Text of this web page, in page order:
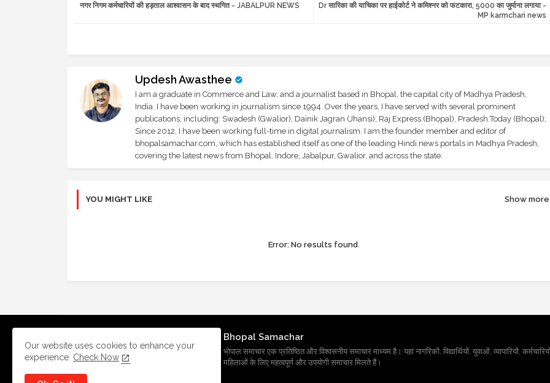
Dr सारिका की याचिका पर हाईकोर्ट ने कमिश्नर को फटकारा, 5000 का जुर्माना लगाया -
MP karmchari news
नगर निगम कर्मचारियों की हड़ताल आश्वासन के बाद स्थगित - JABALPUR NEWS
Updesh Awasthee
I am a graduate in Commerce and Law, and a journalist based in Bhopal, the capital city of Madhya Pradesh,
India. I have been working in journalism since 1994. Over the years, I have served with several prominent
publications, including: Swadesh (Gwalior), Dainik Jagran (Jhansi), Raj Express (Bhopal), Pradesh Today (Bhopal);
Since 2012, I have been working full-time in digital journalism. I am the founder member and editor of
bhopalsamachar.com, which has established itself as one of the leading Hindi news portals in Madhya Pradesh,
covering the latest news from Bhopal, Indore, Jabalpur, Gwalior, and across the state.
YOU MIGHT LIKE Show more
Error:No results found
Bhopal Samachar
भोपाल समाचार एक प्रतिष्ठित और विश्वसनीय समाचार माध्यम है। यहां नागरिकों, विद्यार्थियों, युवाओं, व्यापारियों,
महिलाओं के लिए महत्वपूर्ण और उपयोगी समाचार मिलते हैं।
Our website uses cookies to enhance your
experience. Check Now